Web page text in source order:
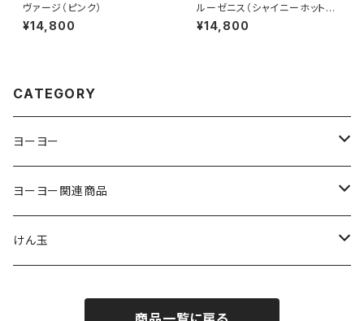
ヴァージ（ピンク）
¥14,800
ルーゼニス（シャイニーホットピ
ンク）
¥14,800
CATEGORY
ヨーヨー
ジャパンテクノロジー
サムシング
ヨーヨー関連商品
ストリング
けん玉